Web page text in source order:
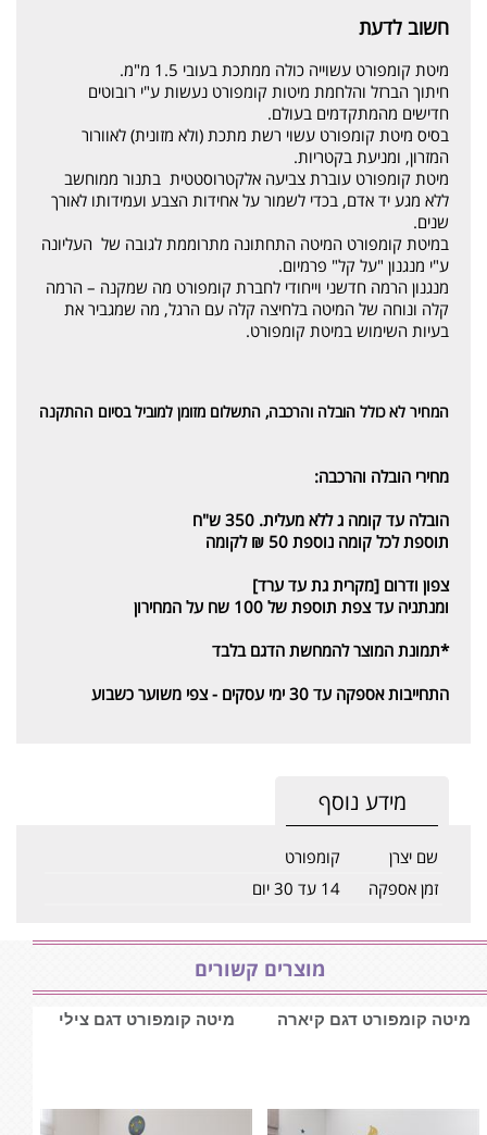
חשוב לדעת
מיטת קומפורט עשוייה כולה ממתכת בעובי 1.5 מ"מ.
חיתוך הברזל והלחמת מיטות קומפורט נעשות ע"י רובוטים
חדישים מהמתקדמים בעולם.
בסיס מיטת קומפורט עשוי רשת מתכת (ולא מזונית) לאוורור
המזרון, ומניעת בקטריות.
מיטת קומפורט עוברת צביעה אלקטרוסטטית בתנור ממוחשב
ללא מגע יד אדם, בכדי לשמור על אחידות הצבע ועמידותו לאורך
שנים.
במיטת קומפורט המיטה התחתונה מתרוממת לגובה של העליונה
ע"י מנגנון "על קל" פרמיום.
מנגנון הרמה חדשני וייחודי לחברת קומפורט מה שמקנה – הרמה
קלה ונוחה של המיטה בלחיצה קלה עם הרגל, מה שמגביר את
בעיות השימוש במיטת קומפורט.
המחיר לא כולל הובלה והרכבה, התשלום מזומן למוביל בסיום ההתקנה
מחירי הובלה והרכבה:
הובלה עד קומה ג ללא מעלית. 350 ש"ח
תוספת לכל קומה נוספת 50 ₪ לקומה
צפון ודרום [מקרית גת עד ערד]
ומנתניה עד צפת תוספת של 100 שח על המחירון
*תמונת המוצר להמחשת הדגם בלבד
התחייבות אספקה עד 30 ימי עסקים - צפי משוער כשבוע
מידע נוסף
שם יצרן
קומפורט
זמן אספקה
14 עד 30 יום
מוצרים קשורים
מיטה קומפורט דגם קיארה מיטה קומפורט דגם צילי